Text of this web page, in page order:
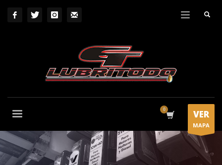
VER
MAPA